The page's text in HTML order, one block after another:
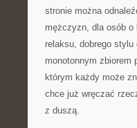
stronie można
mężczyzn, dla osób o
relaksu, dobrego
monotonnym zbiorem
którym każdy może
chce już wręczać
z duszą.